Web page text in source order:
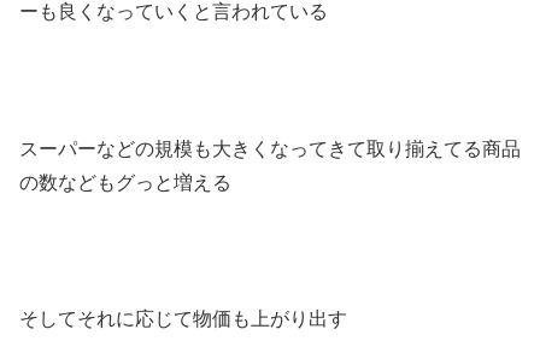
ーも良くなっていくと言われている
スーパーなどの規模も大きくなってきて取り揃えてる商品
の数などもグっと増える
そしてそれに応じて物価も上がり出す